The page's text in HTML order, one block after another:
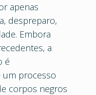
apenas
despreparo,
Embora
a
é
um processo
corpos negros